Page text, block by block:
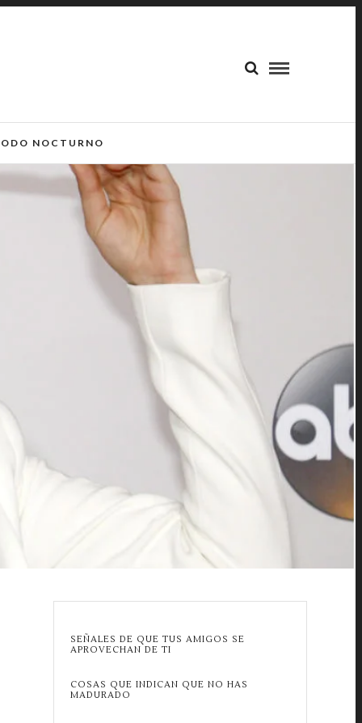
NOCTURNO
SEÑALES DE QUE TUS AMIGOS SE
APROVECHAN DE TI
COSAS QUE INDICAN QUE NO HAS
MADURADO